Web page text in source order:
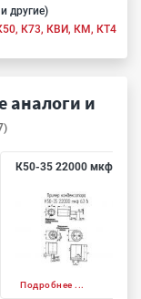
другие)
К73, КВИ, КМ, КТ4
аналоги и
К50-35 22000 мкф 63 в
Подробнее ...